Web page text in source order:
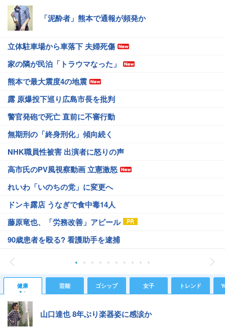
「泥酔者」熊本で通報が頻発か
立体駐車場から車落下 夫婦死傷
家の隣が民泊「トラウマなった」
熊本で最大震度4の地震
露 原爆投下巡り広島市長を批判
警官発砲で死亡 直前に不審行動
無期刑の「終身刑化」傾向続く
NHK職員性被害 出演者に怒りの声
高市氏のPV風視察動画 立憲激怒
れいわ「いのちの党」に変更へ
ドンキ露店 うなぎで食中毒14人
藤原竜也、「労務改善」アピール
90歳患者を殴る? 看護助手を逮捕
健康 芸能 ゴシップ 女子 トレンド
山口達也 8年ぶり楽器姿に感涙か